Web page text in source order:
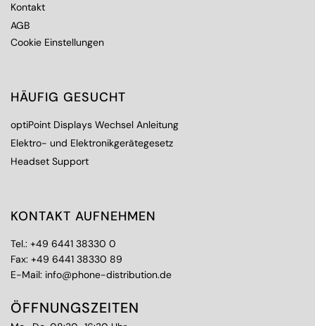
Kontakt
AGB
Cookie Einstellungen
HÄUFIG GESUCHT
optiPoint Displays Wechsel Anleitung
Elektro- und Elektronikgerätegesetz
Headset Support
KONTAKT AUFNEHMEN
Tel.: +49 6441 38330 0
Fax: +49 6441 38330 89
E-Mail: info@phone-distribution.de
ÖFFNUNGSZEITEN